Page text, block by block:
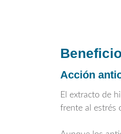
Acción
El extracto de
frente al estrés